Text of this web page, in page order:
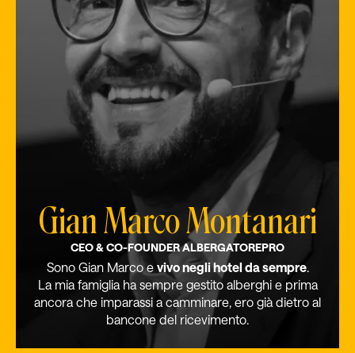
Gian Marco Montanari
CEO & CO-FOUNDER ALBERGATOREPRO
Sono Gian Marco e vivo negli hotel da sempre.
La mia famiglia ha sempre gestito alberghi e prima
ancora che imparassi a camminare, ero già dietro al
bancone del ricevimento.